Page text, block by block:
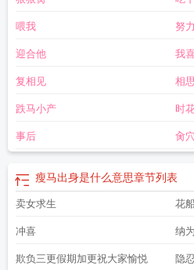
古言瘦马出身 瘦马一生笔趣阁全文阅读瘦
阅读全文
瘦马一
线阅读瘦马一生班主任po 瘦
马一生在线阅读
瘦马一
喂我 努
迎合他 我
复相见 相
跌马小产 时
事后 肏穴
瘦马出身是什么意思章节列表
卖女求生 花
冲喜 纳
欺负三更假期加更祝大家愉悦 隐